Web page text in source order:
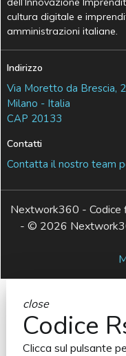
cultura digitale e
amministrazioni italiane.
Indirizzo
Via Moretto da Brescia,
Milano - Italia
CAP 20133
Contatti
Contatta il nostro team
Nextwork360 -
- © 2026
close
Codice
Clicca sul pulsante